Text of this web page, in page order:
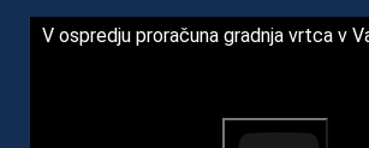
V ospredju proračuna gradnja vrtca v